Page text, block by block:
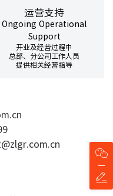
运营支持
Ongoing Operational
Support
开业及经营过程中
总部、分公司工作人员
提供相关经营指导